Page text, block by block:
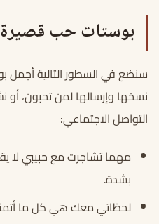
بوستات حب قصيرة
سنضع في السطور التالية أجمل
نسخها وإرسالها لمن تحبون،
التواصل الاجتماعي:
مهما تشاجرت مع حبيبي لا
بشدة.
لحظاتي معك هي كل ما